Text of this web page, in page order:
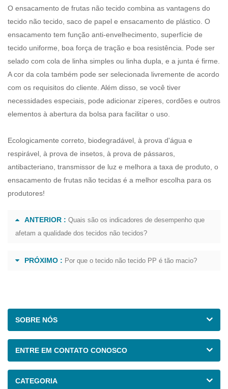
O ensacamento de frutas não tecido combina as vantagens do
tecido não tecido, saco de papel e ensacamento de plástico. O
ensacamento tem função anti-envelhecimento, superfície de
tecido uniforme, boa força de tração e boa resistência. Pode ser
selado com cola de linha simples ou linha dupla, e a junta é firme.
A cor da cola também pode ser selecionada livremente de acordo
com os requisitos do cliente. Além disso, se você tiver
necessidades especiais, pode adicionar zíperes, cordões e outros
elementos à abertura da bolsa para facilitar o uso.
Ecologicamente correto, biodegradável, à prova d'água e
respirável, à prova de insetos, à prova de pássaros,
antibacteriano, transmissor de luz e melhora a taxa de produto, o
ensacamento de frutas não tecidas é a melhor escolha para os
produtores!
ANTERIOR : Quais são os indicadores de desempenho que
afetam a qualidade dos tecidos não tecidos?
PRÓXIMO : Por que o tecido não tecido PP é tão macio?
SOBRE NÓS
ENTRE EM CONTATO CONOSCO
CATEGORIA